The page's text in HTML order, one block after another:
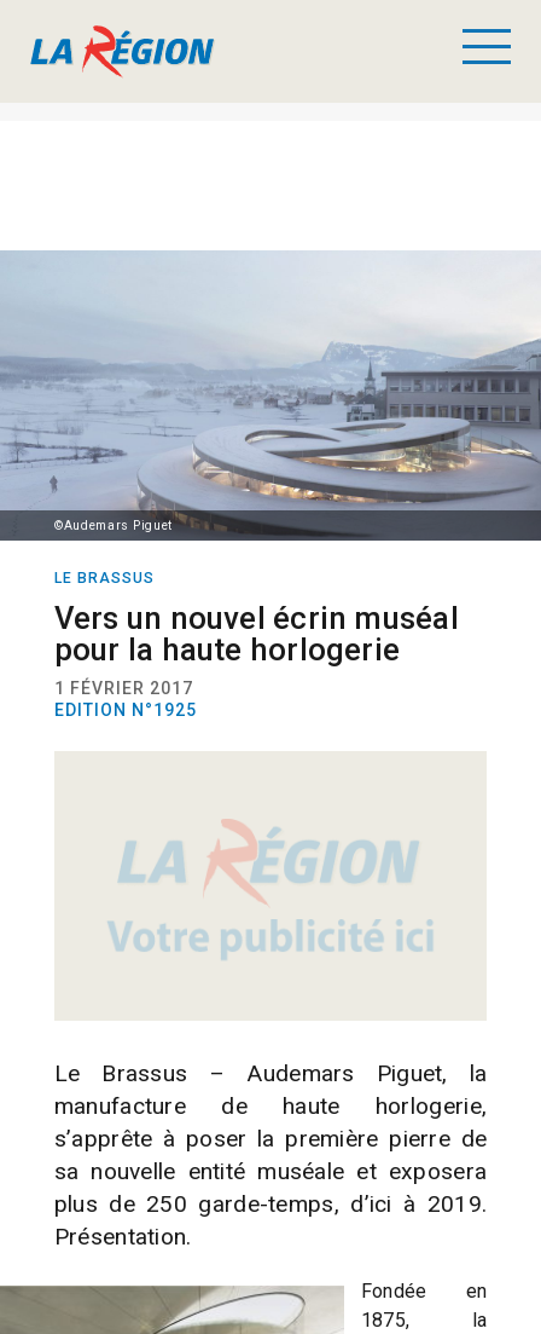
©Audemars Piguet
LE BRASSUS
Vers un nouvel écrin muséal
pour la haute horlogerie
1 FÉVRIER 2017
EDITION N°1925
Le Brassus – Audemars Piguet, la
manufacture de haute horlogerie,
s’apprête à poser la première pierre de
sa nouvelle entité muséale et exposera
plus de 250 garde-temps, d’ici à 2019.
Présentation.
Fondée en
1875, la